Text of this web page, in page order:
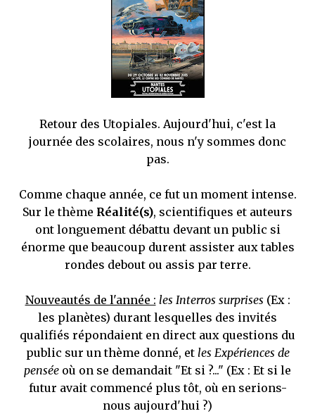
mettre sous tous les yeux. C'est cela...
Retour des Utopiales. Aujourd'hui, c'est la
journée des scolaires, nous n'y sommes donc
pas.
Comme chaque année, ce fut un moment intense.
Sur le thème Réalité(s), scientifiques et auteurs
ont longuement débattu devant un public si
énorme que beaucoup durent assister aux tables
rondes debout ou assis par terre.
Nouveautés de l'année : les Interros surprises (Ex :
les planètes) durant lesquelles des invités
qualifiés répondaient en direct aux questions du
public sur un thème donné, et les Expériences de
pensée où on se demandait "Et si ?..." (Ex : Et si le
futur avait commencé plus tôt, où en serions-
nous aujourd'hui ?)